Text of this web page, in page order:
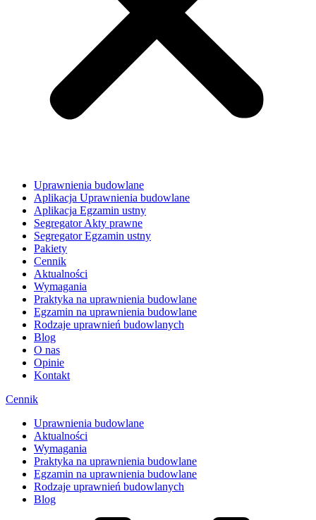
Uprawnienia budowlane
Aplikacja Uprawnienia budowlane
Aplikacja Egzamin ustny
Segregator Akty prawne
Segregator Egzamin ustny
Pakiety
Cennik
Aktualności
Wymagania
Praktyka na uprawnienia budowlane
Egzamin na uprawnienia budowlane
Rodzaje uprawnień budowlanych
Blog
O nas
Opinie
Kontakt
Cennik
Uprawnienia budowlane
Aktualności
Wymagania
Praktyka na uprawnienia budowlane
Egzamin na uprawnienia budowlane
Rodzaje uprawnień budowlanych
Blog